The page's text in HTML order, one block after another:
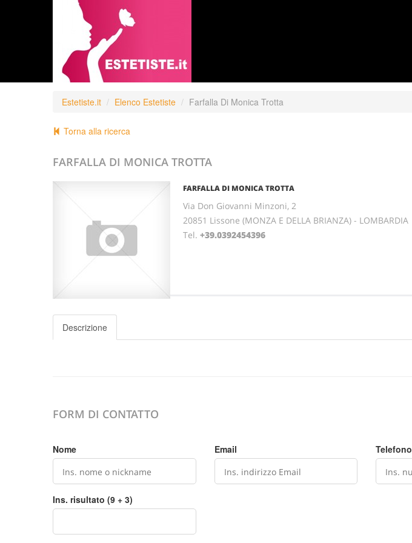
Estetiste.it Elenco Estetiste Farfalla Di Monica Trotta
Torna alla ricerca
FARFALLA DI MONICA TROTTA
FARFALLA DI MONICA TROTTA
Via Don Giovanni Minzoni, 2
20851 Lissone (MONZA E DELLA BRIANZA) - LOMBARDIA
Tel. +39.0392454396
Descrizione
FORM DI CONTATTO
Nome Email Telefono
Ins. risultato (9 + 3)